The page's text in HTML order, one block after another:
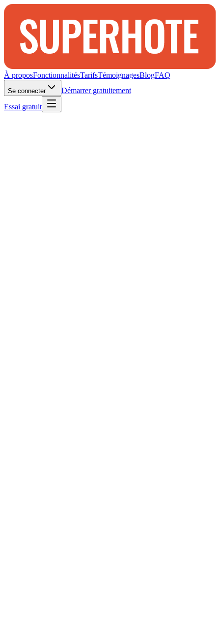
À proposFonctionnalitésTarifsTémoignagesBlogFAQ
Se connecter
Démarrer gratuitement
Essai gratuit